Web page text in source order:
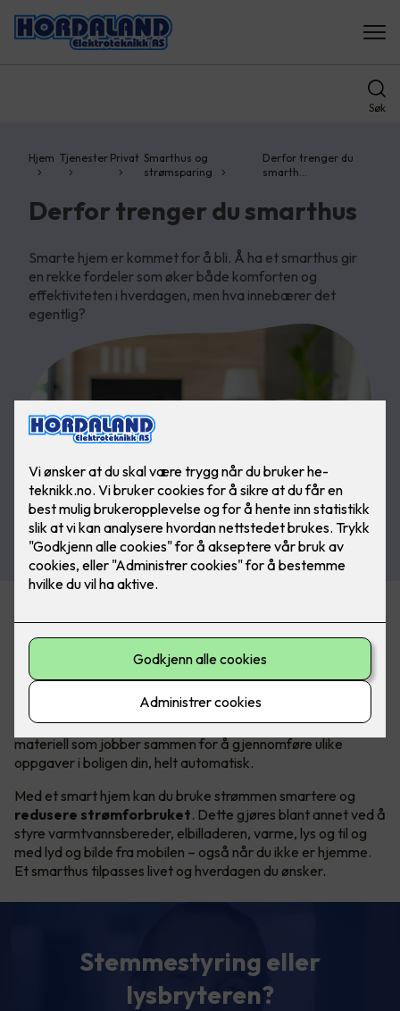
Søk
Hjem Tjenester Privat Smarthus og
strømsparing
Derfor trenger du
smarth…
Derfor trenger du smarthus
Smarte hjem er kommet for å bli. Å ha et smarthus gir
en rekke fordeler som øker både komforten og
effektiviteten i hverdagen, men hva innebærer det
egentlig?
Hva er egentlig et smarthus?
I vår hektiske hverdag søker vi stadig etter måter å gjøre
livet enklere, mer behagelig og mer tilpasset våre individuelle
behov. Det er her smarthusteknologi kommer inn.
Kort forklartbestår et smarthus av elektronikk og el-
materiell som jobber sammen for å gjennomføre ulike
oppgaver i boligen din, helt automatisk.
Med et smart hjem kan du bruke strømmen smartere og
redusere strømforbruket. Dette gjøres blant annet ved å
styre varmtvannsbereder, elbilladeren, varme, lys og til og
med lyd og bilde fra mobilen – også når du ikke er hjemme.
Et smarthus tilpasses livet og hverdagen du ønsker.
Stemmestyring eller
lysbryteren?